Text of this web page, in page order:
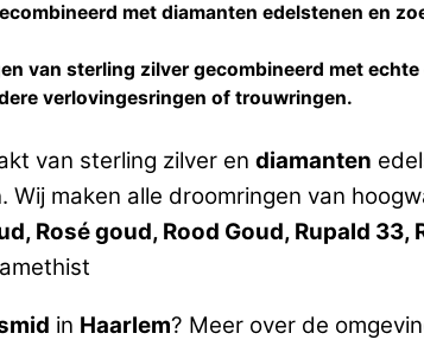
met diamanten edelstenen en
van sterling zilver gecombineerd met echte
verlovingesringen of trouwringen.
van sterling zilver en diamanten
. Wij maken alle droomringen van
Rosé goud, Rood Goud, Rupald 33,
in Haarlem? Meer over de